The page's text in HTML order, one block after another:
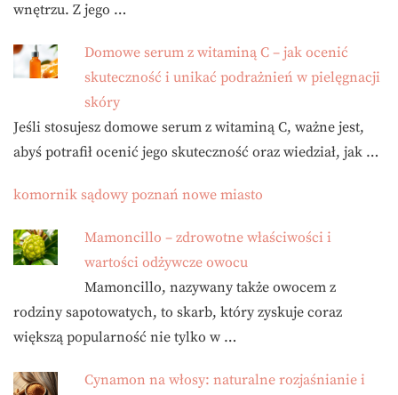
wnętrzu. Z jego …
Domowe serum z witaminą C – jak ocenić
skuteczność i unikać podrażnień w pielęgnacji
skóry
Jeśli stosujesz domowe serum z witaminą C, ważne jest,
abyś potrafił ocenić jego skuteczność oraz wiedział, jak …
komornik sądowy poznań nowe miasto
Mamoncillo – zdrowotne właściwości i
wartości odżywcze owocu
Mamoncillo, nazywany także owocem z
rodziny sapotowatych, to skarb, który zyskuje coraz
większą popularność nie tylko w …
Cynamon na włosy: naturalne rozjaśnianie i